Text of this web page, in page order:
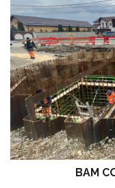
BAM